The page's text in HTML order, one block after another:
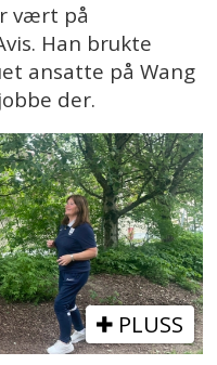
vært på
Han brukte
ansatte på Wang
der.
PLUSS